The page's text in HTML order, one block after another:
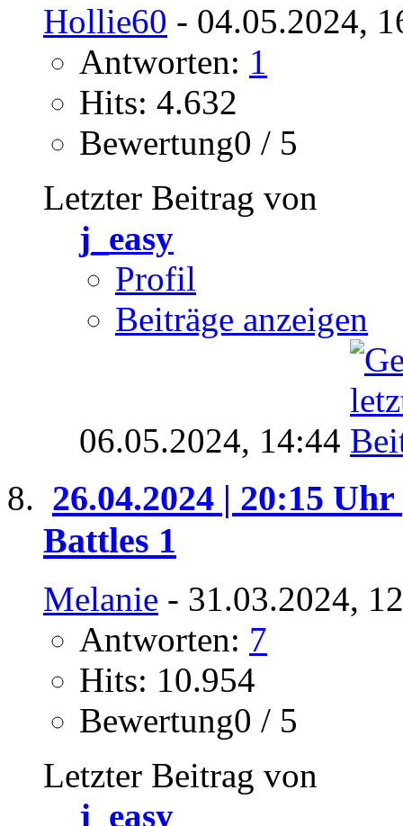
Hollie60 - 04.05.2024,
Antworten: 1
Hits: 4.632
Bewertung0 / 5
Letzter Beitrag von
j_easy
Profil
Beiträge anzeigen
06.05.2024, 14:44
26.04.2024 | 20:15
Battles 1
Melanie - 31.03.2024,
Antworten: 7
Hits: 10.954
Bewertung0 / 5
Letzter Beitrag von
j_easy